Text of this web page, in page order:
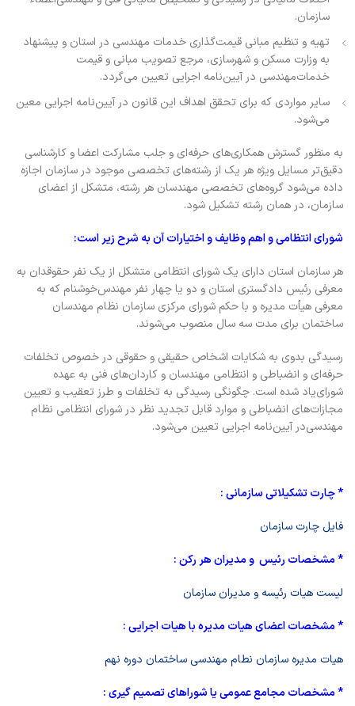
سازمان.
تهیه و تنظیم مبانی قیمت‌گذاری خدمات مهندسی در استان و پیشنهاد
به وزارت مسکن و شهرسازی، مرجع تصویب مبانی و قیمت
خدمات‌مهندسی در آیین‌نامه اجرایی تعیین می‌گردد.
سایر مواردی که برای تحقق اهداف این قانون در آیین‌نامه اجرایی معین
می‌شود.
به منظور گسترش همکاری‌های حرفه‌ای و جلب مشارکت اعضا و کارشناسی
دقیق‌تر مسایل ویژه هر یک از رشته‌های تخصصی موجود در سازمان اجازه
داده می‌شود گروه‌های تخصصی مهندسان هر رشته، متشکل از اعضای
سازمان، در همان رشته تشکیل شود.
شورای انتظامی و اهم وظایف و اختیارات آن به شرح زیر است:
هر سازمان استان دارای یک شورای انتظامی متشکل از یک نفر حقوقدان به
معرفی رئیس دادگستری استان و دو یا چهار نفر مهندس‌خوشنام که به
معرفی هیأت مدیره و با حکم شورای مرکزی سازمان نظام مهندسان
ساختمان برای مدت سه سال منصوب می‌شوند.
رسیدگی بدوی به شکایات اشخاص حقیقی و حقوقی در خصوص تخلفات
حرفه‌ای و انضباطی و انتظامی مهندسان و کاردان‌های فنی به عهده
شورای‌یاد شده است. چگونگی رسیدگی به تخلفات و طرز تعقیب و تعیین
مجازات‌های انضباطی و موارد قابل تجدید نظر در شورای انتظامی نظام
مهندسی‌در آیین‌نامه اجرایی تعیین می‌شود.
* چارت تشکیلاتی سازمانی :
فایل چارت سازمان
* مشخصات رئیس و مدیران هر رکن :
لیست هیات رئیسه و مدیران سازمان
* مشخصات اعضای هیات مدیره با هیات اجرایی :
هیات مدیره سازمان نطام مهندسی ساختمان دوره نهم
* مشخصات مجامع عمومی یا شوراهای تصمیم گیری :